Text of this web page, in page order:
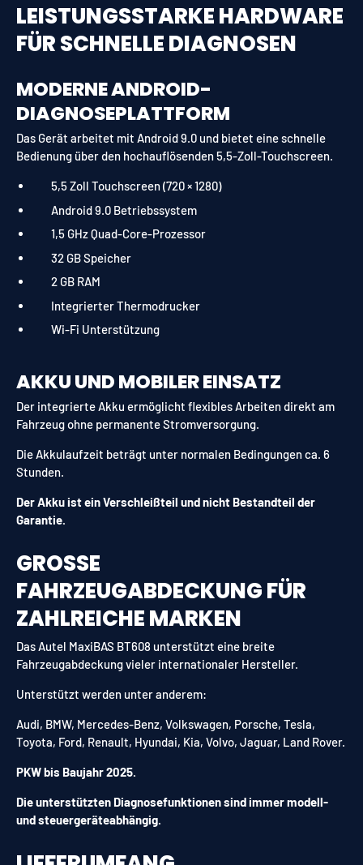
LEISTUNGSSTARKE HARDWARE
FÜR SCHNELLE DIAGNOSEN
MODERNE ANDROID-
DIAGNOSEPLATTFORM
Das Gerät arbeitet mit Android 9.0 und bietet eine schnelle
Bedienung über den hochauflösenden 5,5-Zoll-Touchscreen.
5,5 Zoll Touchscreen (720 × 1280)
Android 9.0 Betriebssystem
1,5 GHz Quad-Core-Prozessor
32 GB Speicher
2 GB RAM
Integrierter Thermodrucker
Wi-Fi Unterstützung
AKKU UND MOBILER EINSATZ
Der integrierte Akku ermöglicht flexibles Arbeiten direkt am
Fahrzeug ohne permanente Stromversorgung.
Die Akkulaufzeit beträgt unter normalen Bedingungen ca. 6
Stunden.
Der Akku ist ein Verschleißteil und nicht Bestandteil der
Garantie.
GROSSE F
AHRZEUGABDECKUNG FÜR Z
AHLREICHE MARKEN
Das Autel MaxiBAS BT608 unterstützt eine breite
Fahrzeugabdeckung vieler internationaler Hersteller.
Unterstützt werden unter anderem:
Audi, BMW, Mercedes-Benz, Volkswagen, Porsche, Tesla,
Toyota, Ford, Renault, Hyundai, Kia, Volvo, Jaguar, Land Rover.
PKW bis Baujahr 2025.
Die unterstützten Diagnosefunktionen sind immer modell-
und steuergeräteabhängig.